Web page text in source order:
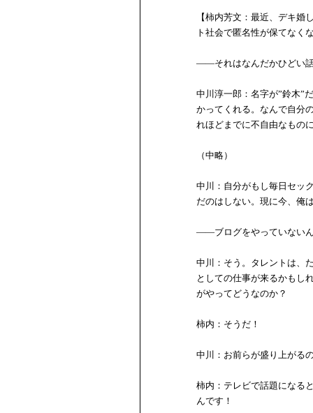
【柿内芳文：最近、デキ
ト社会で匿名性が保てなく
――それはなんだかひどい
中川淳一郎：名字が”鈴木”
かってくれる。なんで自分
れほどまでに不自由なもの
（中略）
中川：自分がもし毎日セッ
だのはしない。現に今、俺
――ブログをやっていない
中川：そう。タレントは、
としての仕事が来るかもし
がやってどうなのか？
柿内：そうだ！
中川：お前らが盛り上がる
柿内：テレビで話題になる
んです！